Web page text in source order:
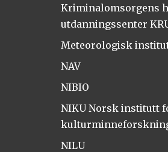
Kriminalomsorgens
utdanningssenter
Meteorologisk
NAV
NIBIO
NIKU Norsk institutt
NILU